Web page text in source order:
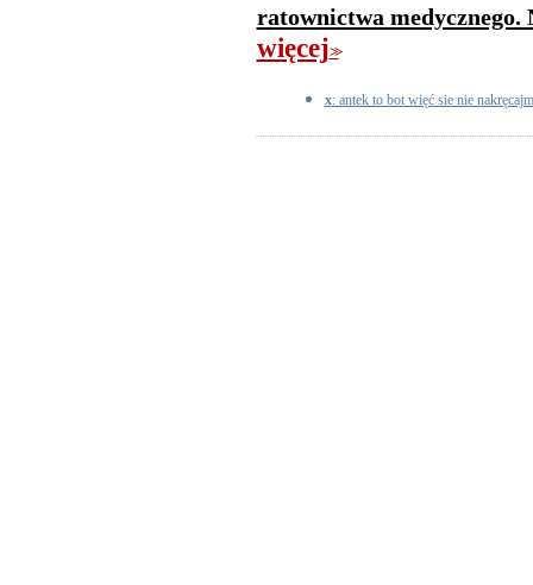
ratownictwa medycznego.
więcej>>
x: antek to bot więć sie nie